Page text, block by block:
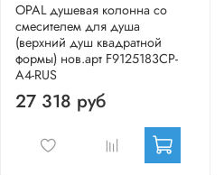
OPAL душевая колонна со
смесителем для душа
(верхний душ квадратной
формы) нов.арт F9125183CP-
A4-RUS
27 318 руб